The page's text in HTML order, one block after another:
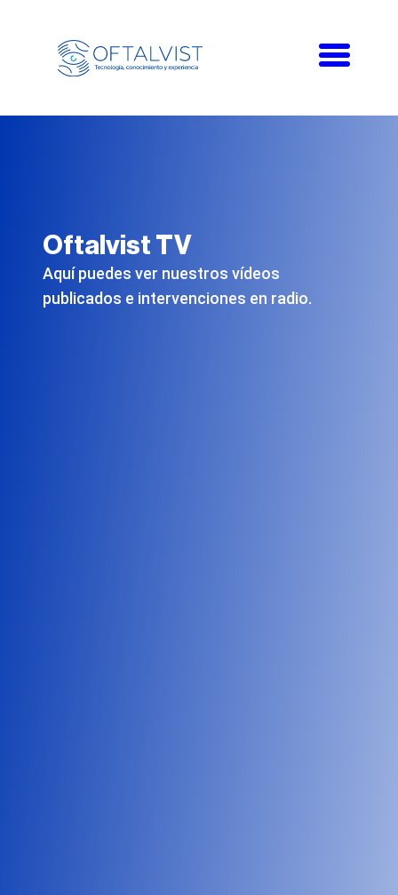
Toggle
Oftalvist TV
Aquí puedes ver nuestros vídeos
publicados e intervenciones en radio.